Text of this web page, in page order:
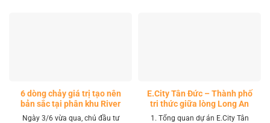
6 dòng chảy giá trị tạo nên
bản sắc tại phân khu River
Park LA Home
Ngày 3/6 vừa qua, chủ đầu tư
E.City Tân Đức – Thành phố
tri thức giữa lòng Long An
1. Tổng quan dự án E.City Tân